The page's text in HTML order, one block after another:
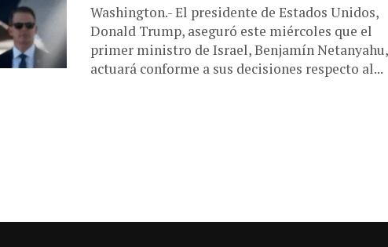
Washington.- El presidente de Estados Unidos,
Donald Trump, aseguró este miércoles que el
primer ministro de Israel, Benjamín Netanyahu,
actuará conforme a sus decisiones respecto al...